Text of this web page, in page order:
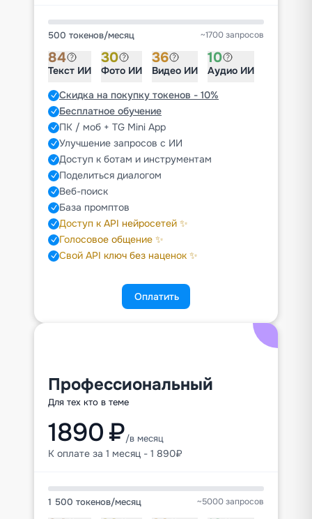
500 токенов/месяц ~1700 запросов
84
Текст ИИ
30
Фото ИИ
36
Видео ИИ
10
Аудио ИИ
Скидка на покупку токенов - 10%
Бесплатное обучение
ПК / моб + TG Mini App
Улучшение запросов с ИИ
Доступ к ботам и инструментам
Поделиться диалогом
Веб-поиск
База промптов
Доступ к API нейросетей ✨
Голосовое общение ✨
Свой API ключ без наценок ✨
Оплатить
Профессиональный
Для тех кто в теме
1890 ₽/в месяц
К оплате за 1 месяц - 1 890₽
1 500 токенов/месяц ~5000 запросов